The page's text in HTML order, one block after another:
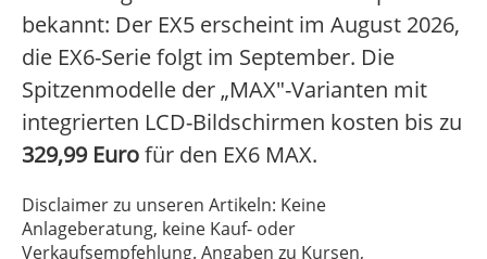
bekannt: Der EX5 erscheint im August 2026,
die EX6-Serie folgt im September. Die
Spitzenmodelle der „MAX"-Varianten mit
integrierten LCD-Bildschirmen kosten bis zu
329,99 Eurofür den EX6 MAX.
Disclaimer zu unseren Artikeln: Keine
Anlageberatung, keine Kauf- oder
Verkaufsempfehlung. Angaben zu Kursen,